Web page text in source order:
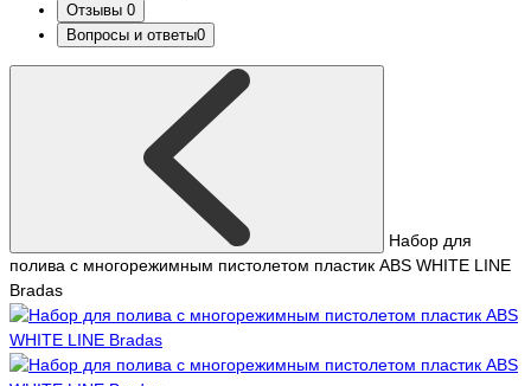
Отзывы 0
Вопросы и ответы0
Набор для
полива с многорежимным пистолетом пластик ABS WHITE LINE
Bradas